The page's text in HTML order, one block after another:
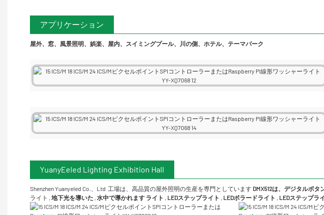
アプリケーション
屋外、窓、風景照明、娯楽、屋内、スイミングプール、川の側、ホテル、テーマパーク
YuanyEeled Lighting Exhibition Hall
Shenzhen Yuanyeled Co.、Ltd 工場は、高品質の屋外照明の生産を専門としています DMX512は、デジタルボ
ライト
地下光を導いた 水中で導かれます ライト LEDステップライト LEDボラードライト LEDステップラ